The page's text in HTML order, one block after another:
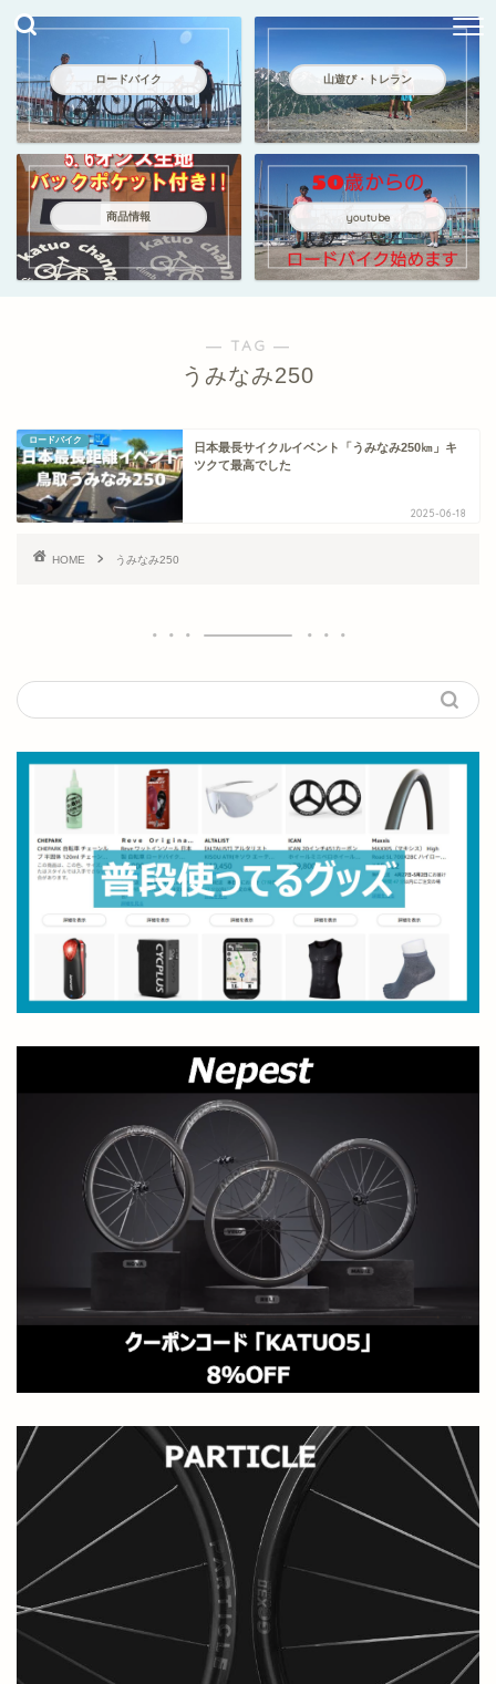
ロードバイク 山遊び・トレラン
商品情報 youtube
― TAG ―
うみなみ250
ロードバイク
日本最長サイクルイベント「うみなみ250㎞」キ
ツクて最高でした
2025-06-18
HOME うみなみ250